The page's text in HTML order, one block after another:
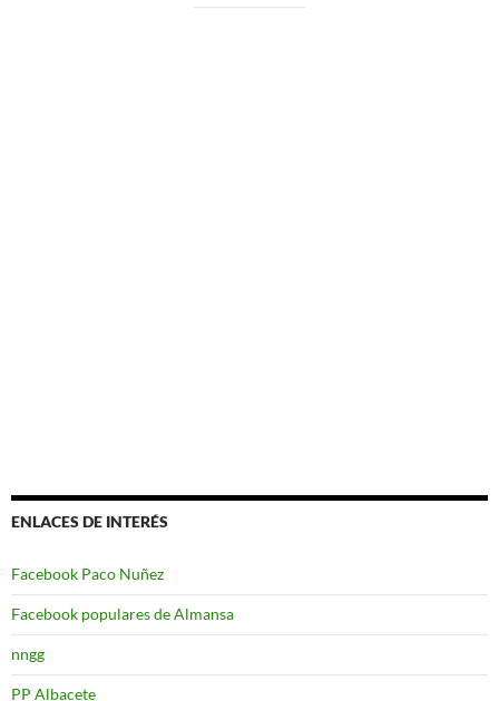
ENLACES DE INTERÉS
Facebook Paco Nuñez
Facebook populares de Almansa
nngg
PP Albacete